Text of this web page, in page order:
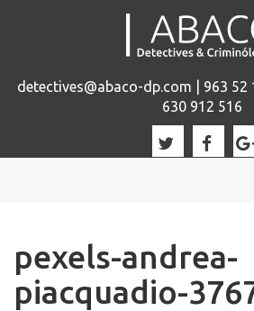
detectives@abaco-dp.com | 963 52
630 912 516
pexels-andrea-
piacquadio-